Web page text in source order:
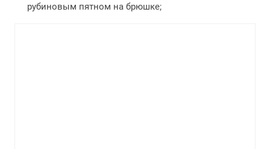
рубиновым пятном на брюшке;